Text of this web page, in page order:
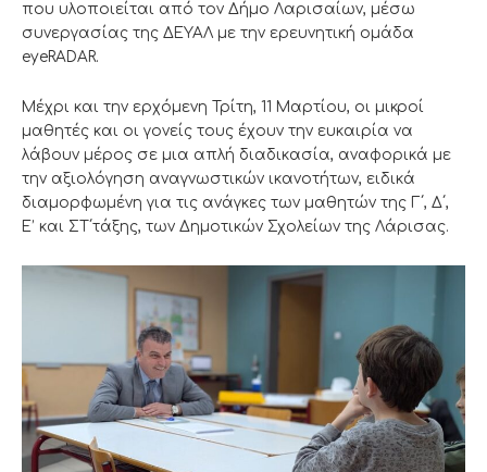
που υλοποιείται από τον Δήμο Λαρισαίων, μέσω
συνεργασίας της ΔΕΥΑΛ με την ερευνητική ομάδα
eyeRADAR.
Μέχρι και την ερχόμενη Τρίτη, 11 Μαρτίου, οι μικροί
μαθητές και οι γονείς τους έχουν την ευκαιρία να
λάβουν μέρος σε μια απλή διαδικασία, αναφορικά με
την αξιολόγηση αναγνωστικών ικανοτήτων, ειδικά
διαμορφωμένη για τις ανάγκες των μαθητών της Γ΄, Δ΄,
Ε’ και ΣΤ΄τάξης, των Δημοτικών Σχολείων της Λάρισας.